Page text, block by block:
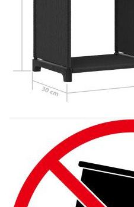
Разполага с 4
Необходим е монтаж
ВНИМАНИЕ:
използва с
Legal Documents:
Повече подробности
преобръщането на
намерите тук